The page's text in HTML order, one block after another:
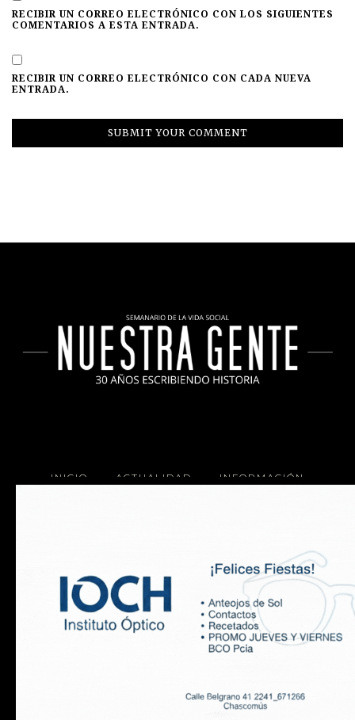
RECIBIR UN CORREO ELECTRÓNICO CON LOS SIGUIENTES
COMENTARIOS A ESTA ENTRADA.
RECIBIR UN CORREO ELECTRÓNICO CON CADA NUEVA
ENTRADA.
INICIO ACTUALIDAD INFORMACIÓN
Copyright 2025 Nuestra Gente.